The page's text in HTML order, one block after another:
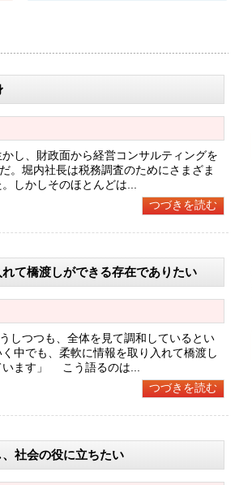
し、財政面から経営コンサルティングを
。堀内社長は税務調査のためにさまざま
しかしそのほとんどは...
つづきを読む
て橋渡しができる存在でありたい
しつつも、全体を見て調和しているとい
中でも、柔軟に情報を取り入れて橋渡し
います」 こう語るのは...
つづきを読む
社会の役に立ちたい